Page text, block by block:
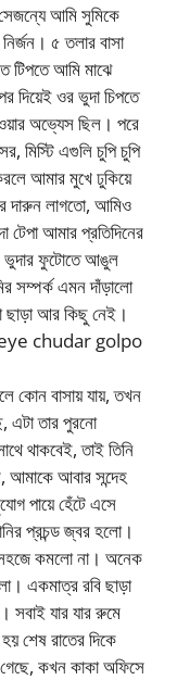
সেজন্যে আমি সুমিকে
নির্জন। ৫ তলার বাসা
টিপতে আমি মাঝে
দিয়েই ওর ভুদা চিপতে
অভ্যেস ছিল। পরে
মিস্টি এগুলি চুপি চুপি
আমার মুখে ঢুকিয়ে
দারুন লাগতো, আমিও
টেপা আমার প্রতিদিনের
ভুদার ফুটোতে আঙুল
সম্পর্ক এমন দাঁড়ালো
ছাড়া আর কিছু নেই।
chudar golpo
কোন বাসায় যায়, তখন
এটা তার পুরনো
থাকবেই, তাই তিনি
আমাকে আবার সন্দেহ
পায়ে হেঁটে এসে
প্রচন্ড জ্বর হলো।
সহজে কমলো না। অনেক
একমাত্র রবি ছাড়া
যার যার রুমে
শেষ রাতের দিকে
কখন কাকা অফিসে